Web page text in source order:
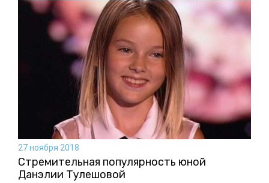
27 ноября 2018
Стремительная популярность юной
Данэлии Тулешовой